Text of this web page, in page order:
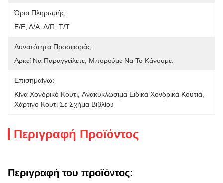
Όροι Πληρωμής:
Ε/Ε, Δ/Α, Δ/Π, Τ/Τ
Δυνατότητα Προσφοράς:
Αρκεί Να Παραγγείλετε, Μπορούμε Να Το Κάνουμε.
Επισημαίνω:
Κίνα Χονδρικό Κουτί Ανακυκλώσιμα Ειδικά Χονδρικά Κουτιά
Χάρτινο Κουτί Σε Σχήμα Βιβλίου
Περιγραφή Προϊόντος
Περιγραφή του προϊόντος: